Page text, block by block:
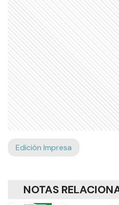
Edición Impresa
NOTAS